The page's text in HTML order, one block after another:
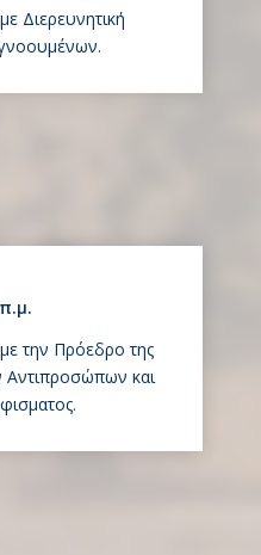
Διερευνητική
την Πρόεδρο της
και